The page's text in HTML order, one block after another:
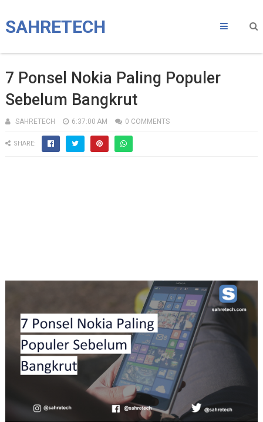
SAHRETECH
7 Ponsel Nokia Paling Populer
Sebelum Bangkrut
SAHRETECH 6:37:00 AM 0 COMMENTS
SHARE: